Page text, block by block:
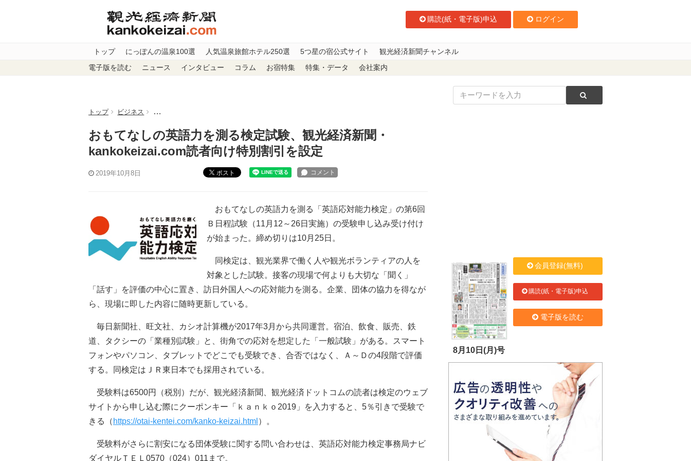
購読(紙・電子版)申込 ログイン
トップ にっぽんの温泉100選 人気温泉旅館ホテル250選 5つ星の宿公式サイト 観光経済新聞チャンネル
電子版を読む ニュース インタビュー コラム お宿特集 特集・データ 会社案内
トップ ビジネス おもてなしの英語力を測る検定試験、観光経済新聞・kankokeizai.com読者向け特別割引を設定
おもてなしの英語力を測る検定試験、観光経済新聞・
kankokeizai.com読者向け特別割引を設定
2019年10月8日 ポスト
おもてなしの英語力を測る「英語応対能力検定」の第6回
Ｂ日程試験（11月12～26日実施）の受験申し込み受け付け
が始まった。締め切りは10月25日。
同検定は、観光業界で働く人や観光ボランティアの人を
対象とした試験。接客の現場で何よりも大切な「聞く」
「話す」を評価の中心に置き、訪日外国人への応対能力を測る。企業、団体の協力を得なが
ら、現場に即した内容に随時更新している。
毎日新聞社、旺文社、カシオ計算機が2017年3月から共同運営。宿泊、飲食、販売、鉄
道、タクシーの「業種別試験」と、街角での応対を想定した「一般試験」がある。スマート
フォンやパソコン、タブレットでどこでも受験でき、合否ではなく、Ａ～Ｄの4段階で評価
する。同検定はＪＲ東日本でも採用されている。
受験料は6500円（税別）だが、観光経済新聞、観光経済ドットコムの読者は検定のウェブ
サイトから申し込む際にクーポンキー「ｋａｎｋｏ2019」を入力すると、5％引きで受験で
きる（ https://otai-kentei.com/kanko-keizai.html ）。
受験料がさらに割安になる団体受験に関する問い合わせは、英語応対能力検定事務局ナビ
ダイヤルＴＥＬ0570（024）011まで。
8月10日(月)号
会員登録(無料)
購読(紙・電子版)申込
電子版を読む